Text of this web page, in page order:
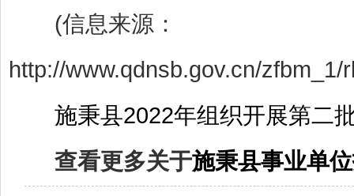
(信息来源：
http://www.qdnsb.gov.cn/
施秉县2022年组织开展第二
查看更多关于施秉县事业单